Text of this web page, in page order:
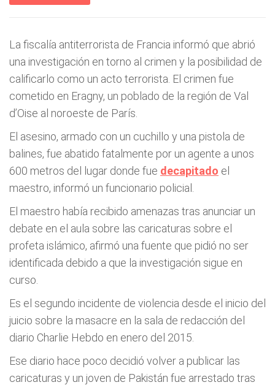
La fiscalía antiterrorista de Francia informó que abrió
una investigación en torno al crimen y la posibilidad de
calificarlo como un acto terrorista. El crimen fue
cometido en Eragny, un poblado de la región de Val
d’Oise al noroeste de París.
El asesino, armado con un cuchillo y una pistola de
balines, fue abatido fatalmente por un agente a unos
600 metros del lugar donde fue decapitado el
maestro, informó un funcionario policial.
El maestro había recibido amenazas tras anunciar un
debate en el aula sobre las caricaturas sobre el
profeta islámico, afirmó una fuente que pidió no ser
identificada debido a que la investigación sigue en
curso.
Es el segundo incidente de violencia desde el inicio del
juicio sobre la masacre en la sala de redacción del
diario Charlie Hebdo en enero del 2015.
Ese diario hace poco decidió volver a publicar las
caricaturas y un joven de Pakistán fue arrestado tras